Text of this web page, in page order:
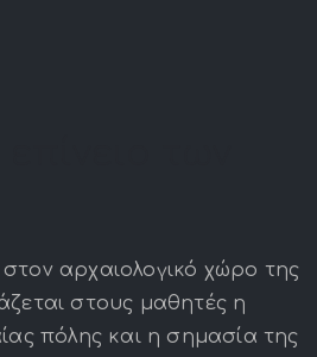
αρχαιολογικό χώρο της
στους μαθητές η
πόλης και η σημασία της